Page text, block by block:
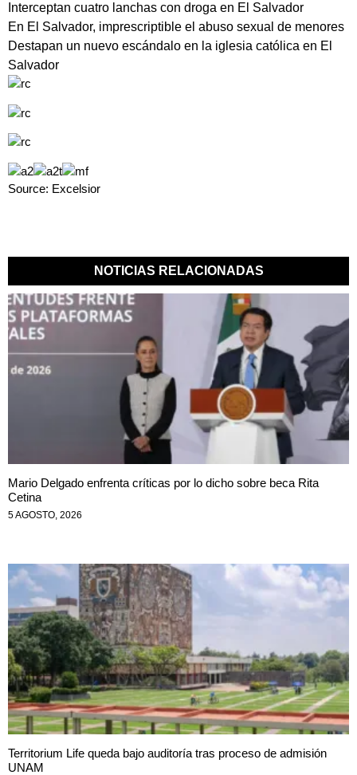
Interceptan cuatro lanchas con droga en El Salvador
En El Salvador, imprescriptible el abuso sexual de menores
Destapan un nuevo escándalo en la iglesia católica en El
Salvador
Source: Excelsior
NOTICIAS RELACIONADAS
Mario Delgado enfrenta críticas por lo dicho sobre beca Rita
Cetina
5 AGOSTO, 2026
Territorium Life queda bajo auditoría tras proceso de admisión
UNAM